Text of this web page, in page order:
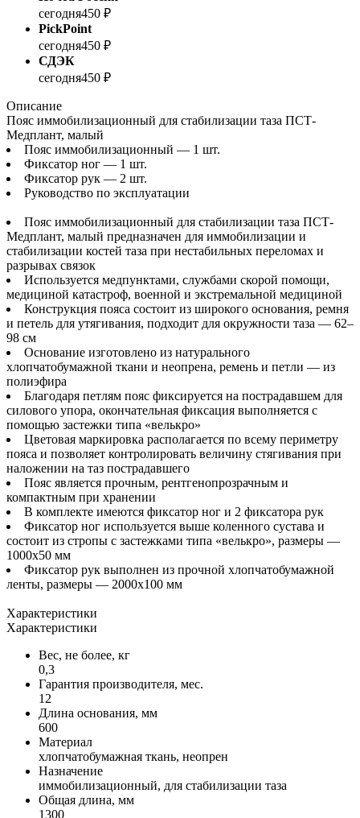
сегодня450 ₽
PickPoint
сегодня450 ₽
СДЭК
сегодня450 ₽
Описание
Пояс иммобилизационный для стабилизации таза ПСТ-
Медплант, малый
Пояс иммобилизационный — 1 шт.
Фиксатор ног — 1 шт.
Фиксатор рук — 2 шт.
Руководство по эксплуатации
Пояс иммобилизационный для стабилизации таза ПСТ-
Медплант, малый предназначен для иммобилизации и
стабилизации костей таза при нестабильных переломах и
разрывах связок
Используется медпунктами, службами скорой помощи,
медициной катастроф, военной и экстремальной медициной
Конструкция пояса состоит из широкого основания, ремня
и петель для утягивания, подходит для окружности таза — 62–
98 см
Основание изготовлено из натурального
хлопчатобумажной ткани и неопрена, ремень и петли — из
полиэфира
Благодаря петлям пояс фиксируется на пострадавшем для
силового упора, окончательная фиксация выполняется с
помощью застежки типа «велькро»
Цветовая маркировка располагается по всему периметру
пояса и позволяет контролировать величину стягивания при
наложении на таз пострадавшего
Пояс является прочным, рентгенопрозрачным и
компактным при хранении
В комплекте имеются фиксатор ног и 2 фиксатора рук
Фиксатор ног используется выше коленного сустава и
состоит из стропы с застежками типа «велькро», размеры —
1000x50 мм
Фиксатор рук выполнен из прочной хлопчатобумажной
ленты, размеры — 2000x100 мм
Характеристики
Характеристики
Вес, не более, кг
0,3
Гарантия производителя, мес.
12
Длина основания, мм
600
Материал
хлопчатобумажная ткань, неопрен
Назначение
иммобилизационный, для стабилизации таза
Общая длина, мм
1300